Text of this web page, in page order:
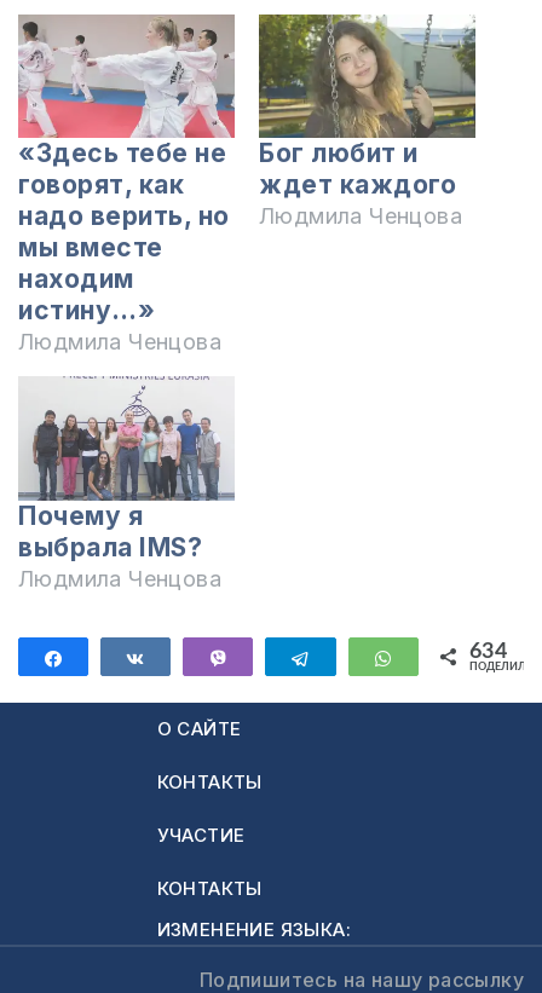
«Здесь тебе не
говорят, как
надо верить, но
мы вместе
находим
истину…»
Людмила Ченцова
Бог любит и
ждет каждого
Людмила Ченцова
Почему я
выбрала IMS?
Людмила Ченцова
ПоделитьсяПоделиться Telegram WhatsApp
634
О САЙТЕ
КОНТАКТЫ
УЧАСТИЕ
КОНТАКТЫ
ИЗМЕНЕНИЕ ЯЗЫКА:
Подпишитесь на нашу рассылку